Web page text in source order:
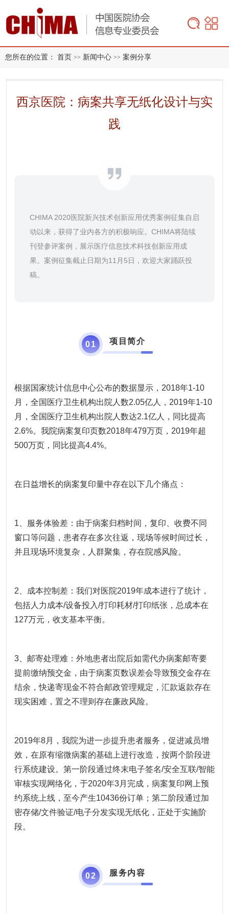
您所在的位置： 首页 >> 新闻中心 >> 案例分享
西京医院：病案共享无纸化设计与实
践
CHIMA 2020医院新兴技术创新应用优秀案例征集自启
动以来，获得了业内各方的积极响应。CHIMA将陆续
刊登参评案例，展示医疗信息技术科技创新应用成
果。案例征集截止日期为11月5日，欢迎大家踊跃投
稿。
01 项目简介
根据国家统计信息中心公布的数据显示，2018年1-10
月，全国医疗卫生机构出院人数2.05亿人，2019年1-10
月，全国医疗卫生机构出院人数达2.1亿人，同比提高
2.6%。我院病案复印页数2018年479万页，2019年超
500万页，同比提高4.4%。
在日益增长的病案复印量中存在以下几个痛点：
1、服务体验差：由于病案归档时间，复印、收费不同
窗口等问题，患者存在多次往返，现场等候时间过长，
并且现场环境复杂，人群聚集，存在院感风险。
2、成本控制差：我们对医院2019年成本进行了统计，
包括人力成本/设备投入/打印耗材/打印纸张，总成本在
127万元，收支基本平衡。
3、邮寄处理难：外地患者出院后如需代办病案邮寄要
提前缴纳预交金，由于病案页数误差会导致预交金存在
结余，快递寄现金不符合邮政管理规定，汇款返款存在
现实困难，置之不理则存在廉政风险。
2019年8月，我院为进一步提升患者服务，促进减员增
效，在原有缩微病案的基础上进行改造，按两个阶段进
行系统建设。第一阶段通过终末电子签名/安全互联/智能
审核实现网络化，于2020年3月完成，病案复印网上预
约系统上线，至今产生10436份订单；第二阶段通过加
密存储/文件验证/电子分发实现无纸化，正处于实施阶
段。
02 服务内容